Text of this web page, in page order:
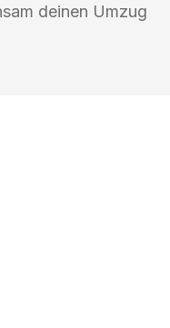
deinen Umzug